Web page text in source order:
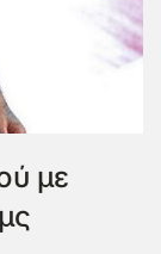
με